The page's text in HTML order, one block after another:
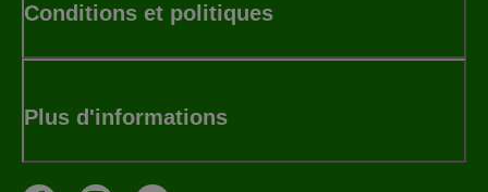
Conditions et politiques
Plus d'informations